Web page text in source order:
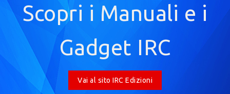
Scopri i Manuali e i
Gadget IRC
Vai al sito IRC Edizioni